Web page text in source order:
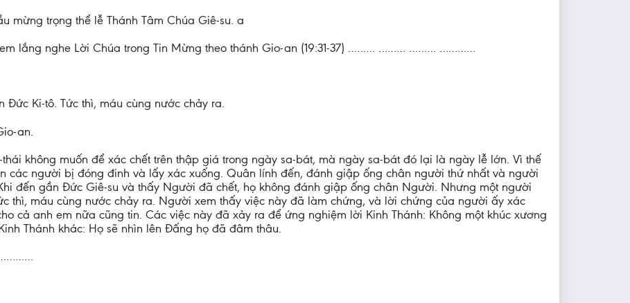
mừng trọng thể lễ Thánh Tâm Chúa Giê-su. a
lắng nghe Lời Chúa trong Tin Mừng theo thánh Gio-an (19:31-37) ……… ……… ……… …………
Ki-tô. Tức thì, máu cùng nước chảy ra.
an.
không muốn để xác chết trên thập giá trong ngày sa-bát, mà ngày sa-bát đó lại là ngày lễ lớn. Vì thế
các người bị đóng đinh và lấy xác xuống. Quân lính đến, đánh giập ống chân người thứ nhất và người
đến gần Đức Giê-su và thấy Người đã chết, họ không đánh giập ống chân Người. Nhưng một người
thì, máu cùng nước chảy ra. Người xem thấy việc này đã làm chứng, và lời chứng của người ấy xác
cả anh em nữa cũng tin. Các việc này đã xảy ra để ứng nghiệm lời Kinh Thánh: Không một khúc xương
Thánh khác: Họ sẽ nhìn lên Đấng họ đã đâm thâu.